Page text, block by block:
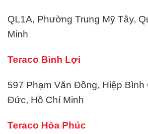
QL1A, Phường Trung Mỹ Tây,
Minh
Teraco Bình Lợi
597 Phạm Văn Đồng, Hiệp Bình
Đức, Hồ Chí Minh
Teraco Hòa Phúc